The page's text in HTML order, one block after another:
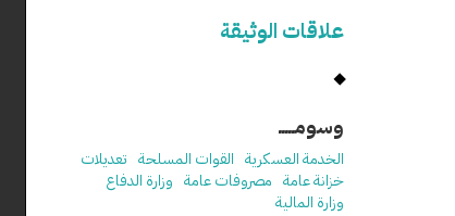
علاقات الوثيقة
وسومـــــ
الخدمة العسكرية القوات المسلحة تعديلات
خزانة عامة مصروفات عامة وزارة الدفاع
وزارة المالية